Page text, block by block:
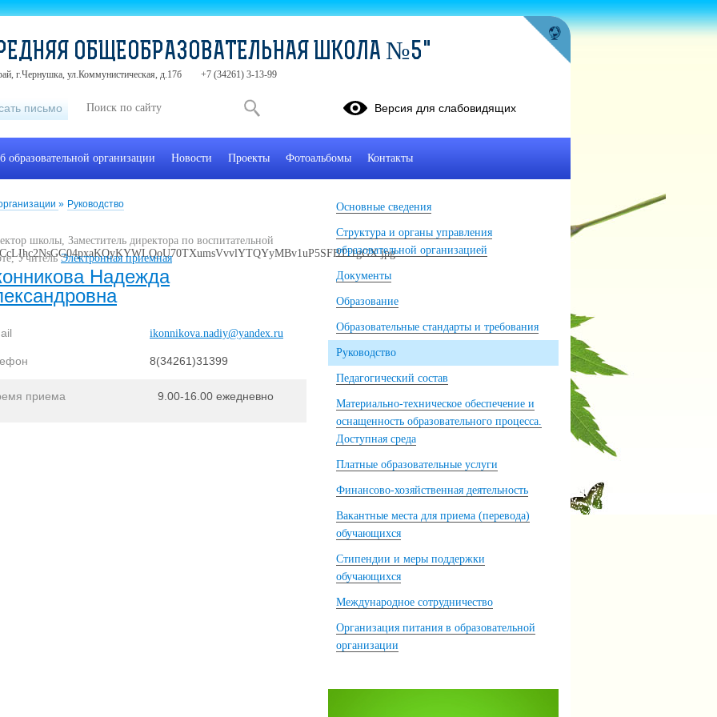
» Руководство
школы, Заместитель директора по воспитательной
УчительЭлектронная приемная
Надежда
ikonnikova.nadiy@yandex.ru
8(34261)31399
приема 9.00-16.00 ежедневно
Основные сведения
Структура и органы управления
образовательной организацией
Документы
Образование
Образовательные стандарты и требования
Руководство
Педагогический состав
Материально-техническое обеспечение и
оснащенность образовательного процесса.
Доступная среда
Платные образовательные услуги
Финансово-хозяйственная деятельность
Вакантные места для приема (перевода)
обучающихся
Стипендии и меры поддержки
обучающихся
Международное сотрудничество
Организация питания в образовательной
организации
ОБЩЕОБРАЗОВАТЕЛЬНАЯ ШКОЛА №5"
г.Чернушка, ул.Коммунистическая, д.17б +7 (34261) 3-13-99
письмо Версия для слабовидящих
образовательной организации Новости Проекты Фотоальбомы Контакты